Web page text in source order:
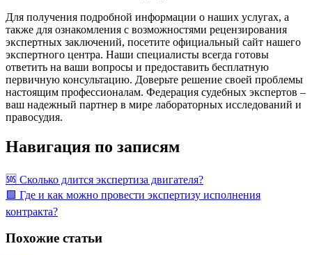
Для получения подробной информации о наших услугах, а
также для ознакомления с возможностями рецензирования
экспертных заключений, посетите официальный сайт нашего
экспертного центра. Наши специалисты всегда готовы
ответить на ваши вопросы и предоставить бесплатную
первичную консультацию. Доверьте решение своей проблемы
настоящим профессионалам. Федерация судебных экспертов –
ваш надежный партнер в мире лабораторных исследований и
правосудия.
Навигация по записям
🆘 Сколько длится экспертиза двигателя?
🟩 Где и как можно провести экспертизу исполнения
контракта?
Похожие статьи